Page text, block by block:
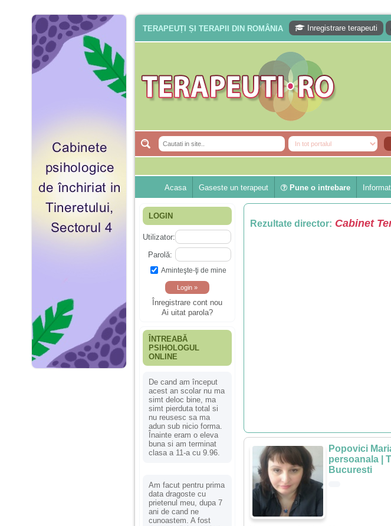
TERAPEUȚI ȘI TERAPII DIN ROMÂNIA Inregistrare terapeuti
Acasa Gaseste un terapeut Pune o intrebare
LOGIN
Utilizator:
Parolă:
Aminteşte-ţi de mine
Înregistrare cont nou
Ai uitat parola?
ÎNTREABĂ
PSIHOLOGUL
ONLINE
De cand am început
acest an scolar nu ma
simt deloc bine, ma
simt pierduta total si
nu reusesc sa ma
adun sub nicio forma.
Înainte eram o eleva
buna si am terminat
clasa a 11-a cu 9.96.
Am facut pentru prima
data dragoste cu
prietenul meu, dupa 7
ani de cand ne
cunoastem. A fost
Rezultate director: Cabinet
Popovici
persoanala |
Bucuresti